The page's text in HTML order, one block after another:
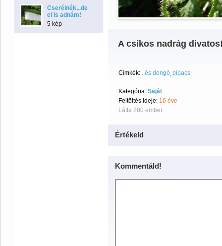
Cserélnék...de
el is adnám!
5 kép
A csíkos nadrág
Címkék: ..és dongó pipacs
Kategória: Saját
Feltöltés ideje: 16 éve
Látta 280 ember.
Értékeld
Kommentáld!